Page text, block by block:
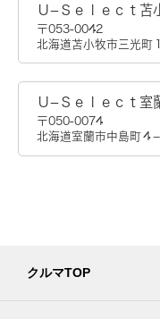
Ｕ−Ｓｅｌｅｃｔ苫
〒053-0042
北海道苫小牧市三光町
Ｕ−Ｓｅｌｅｃｔ室
〒050-0074
北海道室蘭市中島町４
クルマTOP